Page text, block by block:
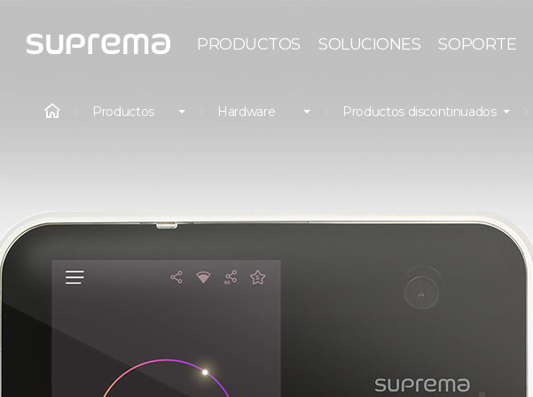
PRODUCTOS SOLUCIONES SOPORTE
Productos Hardware Productos discontinuados